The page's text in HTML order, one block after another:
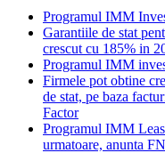
Programul IMM
Garantiile de stat
crescut cu 185% in
Programul IMM
Firmele pot obtine
de stat, pe baza
Factor
Programul IMM
urmatoare, anunta